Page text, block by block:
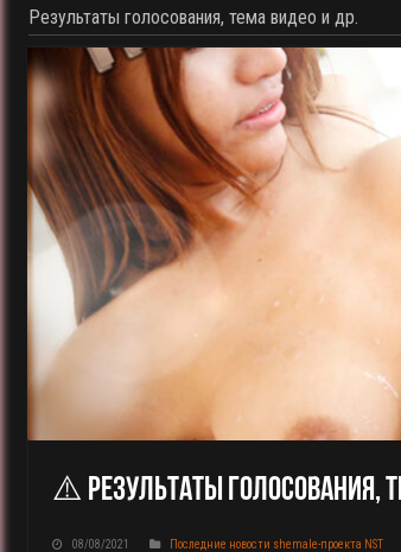
Результаты голосования, тема видео и др.
⚠️ Результаты Голосования,
08/08/2021 Последние новости shemale-проекта NST